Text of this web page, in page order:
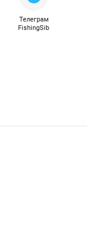
Телеграм
FishingSib